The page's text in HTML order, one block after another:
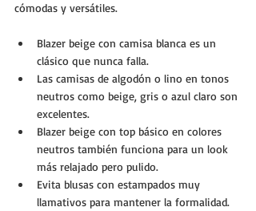
cómodas y versátiles.
Blazer beige con camisa blanca es un
clásico que nunca falla.
Las camisas de algodón o lino en tonos
neutros como beige, gris o azul claro son
excelentes.
Blazer beige con top básico en colores
neutros también funciona para un look
más relajado pero pulido.
Evita blusas con estampados muy
llamativos para mantener la formalidad.